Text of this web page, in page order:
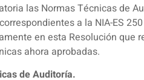
las Normas Técnicas de
a la NIA-ES
en esta Resolución
ahora aprobadas.
de Auditoría.